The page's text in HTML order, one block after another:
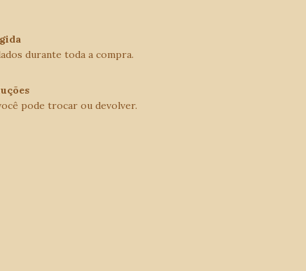
durante toda a compra.
pode trocar ou devolver.